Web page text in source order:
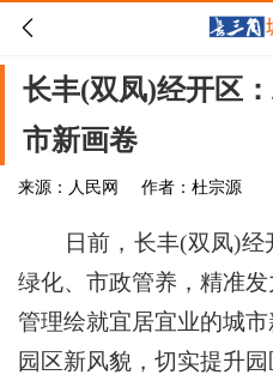

长丰(双凤)经开区
市新画卷
来源：人民网 作者：杜宗源
日前，长丰(双凤)经
绿化、市政管养，精准
管理绘就宜居宜业的城
园区新风貌，切实提升园